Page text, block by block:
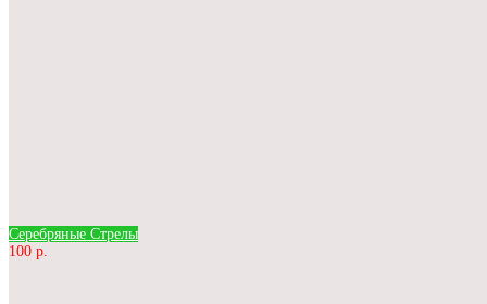
Серебряные Стрелы
100 р.